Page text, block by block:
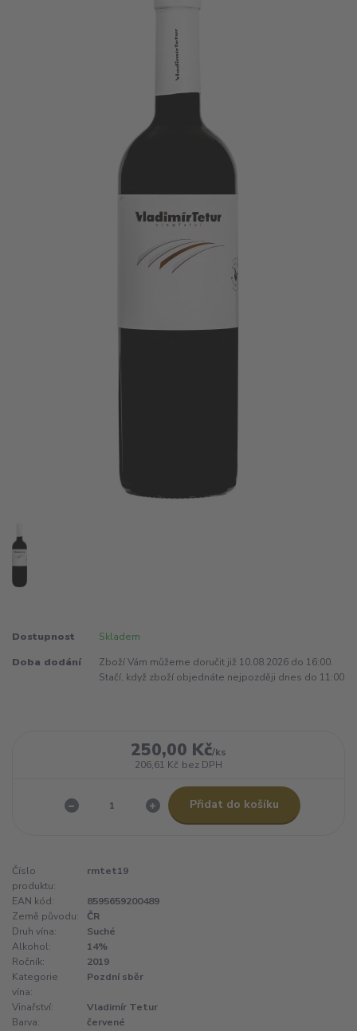
Dostupnost Skladem
Doba dodání
Zboží Vám můžeme doručit již 10.08.2026 do 16:00.
Stačí, když zboží objednáte nejpozději dnes do 11:00
250,00 Kč/ks
206,61 Kč bez DPH
Přidat do košíku
Číslo
produktu:
rmtet19
EAN kód:
8595659200489
Země původu:
ČR
Druh vína:
Suché
Alkohol:
14%
Ročník:
2019
Kategorie
vína:
Pozdní sběr
Vinařství:
Vladimír Tetur
Barva:
červené